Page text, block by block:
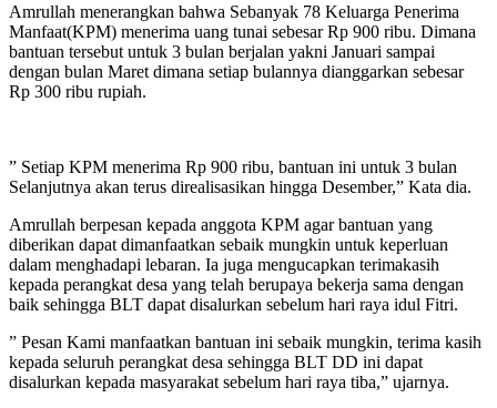
Amrullah menerangkan bahwa Sebanyak 78 Keluarga Penerima
Manfaat(KPM) menerima uang tunai sebesar Rp 900 ribu. Dimana
bantuan tersebut untuk 3 bulan berjalan yakni Januari sampai
dengan bulan Maret dimana setiap bulannya dianggarkan sebesar
Rp 300 ribu rupiah.
” Setiap KPM menerima Rp 900 ribu, bantuan ini untuk 3 bulan
Selanjutnya akan terus direalisasikan hingga Desember,” Kata dia.
Amrullah berpesan kepada anggota KPM agar bantuan yang
diberikan dapat dimanfaatkan sebaik mungkin untuk keperluan
dalam menghadapi lebaran. Ia juga mengucapkan terimakasih
kepada perangkat desa yang telah berupaya bekerja sama dengan
baik sehingga BLT dapat disalurkan sebelum hari raya idul Fitri.
” Pesan Kami manfaatkan bantuan ini sebaik mungkin, terima kasih
kepada seluruh perangkat desa sehingga BLT DD ini dapat
disalurkan kepada masyarakat sebelum hari raya tiba,” ujarnya.